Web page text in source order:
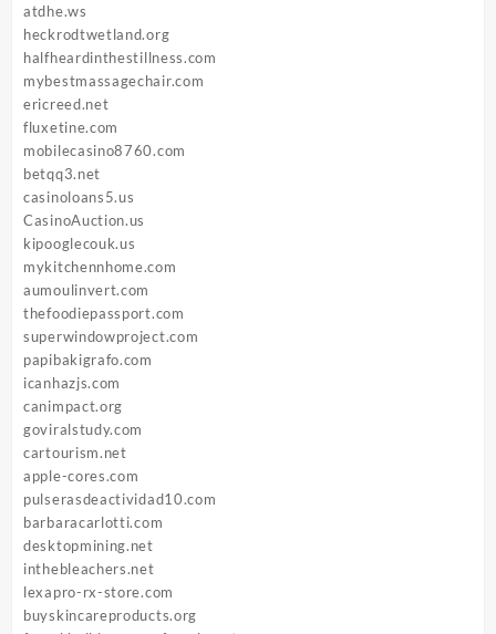
atdhe.ws
heckrodtwetland.org
halfheardinthestillness.com
mybestmassagechair.com
ericreed.net
fluxetine.com
mobilecasino8760.com
betqq3.net
casinoloans5.us
CasinoAuction.us
kipooglecouk.us
mykitchennhome.com
aumoulinvert.com
thefoodiepassport.com
superwindowproject.com
papibakigrafo.com
icanhazjs.com
canimpact.org
goviralstudy.com
cartourism.net
apple-cores.com
pulserasdeactividad10.com
barbaracarlotti.com
desktopmining.net
inthebleachers.net
lexapro-rx-store.com
buyskincareproducts.org